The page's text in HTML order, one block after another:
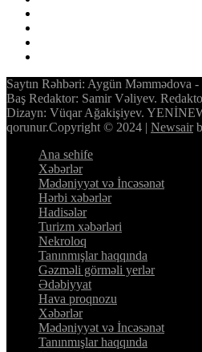
Saytın Rəhbəri: Aygün Məmmədova
Baş Redaktor: Samir Vəliyev.
Dizayn: Vüqar Ağakişiyev.
qorunur.Copyright © 2024 | Newsair
Ana sehife
Xəbərlər
Mədəniyyət və İncəsənət
Hərbi xəbərlər
Hadisələr
Turizm xəbərləri
Nekroloq
Tanınmışlar haqqında
Gəzməli görməli yerlər
Ədəbiyyat
Hava proqnozu
Xəbərlər
Mədəniyyət və İncəsənət
Tanınmışlar haqqında